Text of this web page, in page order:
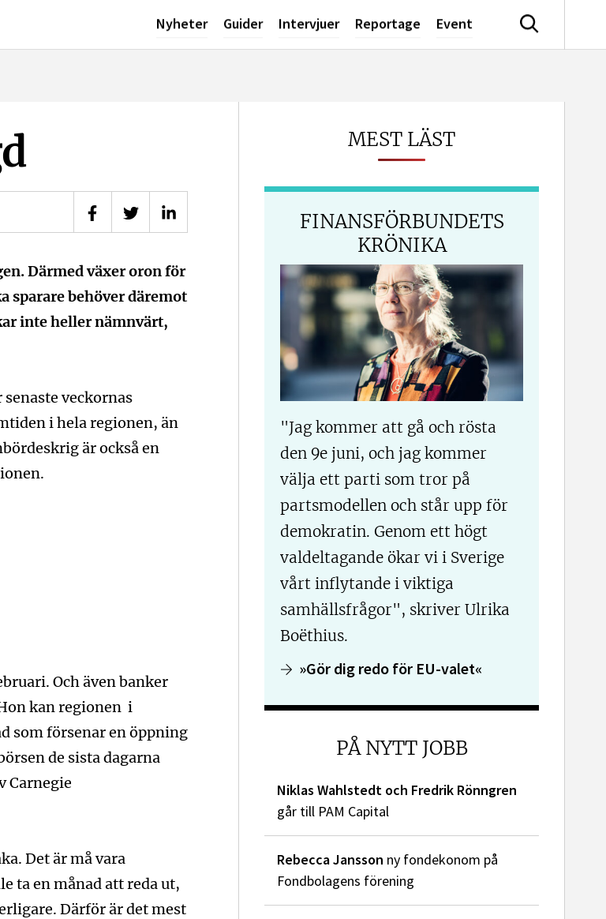
Nyheter Guider Intervjuer Reportage Event Sök
Dela på Facebook
Dela på TwitterDela på LinkedIn
Därmed växer oron för
sparare behöver däremot
inte heller nämnvärt,
veckornas
i hela regionen, än
är också en
Och även banker
kan regionen i
som försenar en öppning
de sista dagarna
Carnegie
Det är må vara
ta en månad att reda ut,
Därför är det mest
MEST LÄST
FINANSFÖRBUNDETS
KRÖNIKA
"Jag kommer att gå och rösta
den 9e juni, och jag kommer
välja ett parti som tror på
partsmodellen och står upp för
demokratin. Genom ett högt
valdeltagande ökar vi i Sverige
vårt inflytande i viktiga
samhällsfrågor", skriver Ulrika
Boëthius.
»Gör dig redo för EU-valet«
PÅ NYTT JOBB
Niklas Wahlstedt och Fredrik Rönngren
går till PAM Capital
Rebecca Jansson ny fondekonom på
Fondbolagens förening